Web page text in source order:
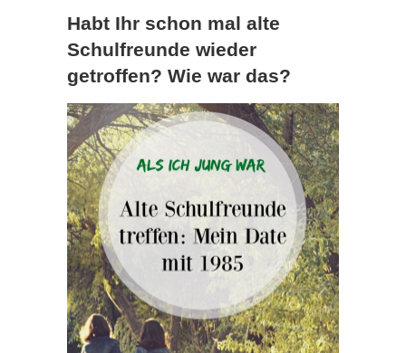
Habt Ihr schon mal alte
Schulfreunde wieder
getroffen? Wie war das?